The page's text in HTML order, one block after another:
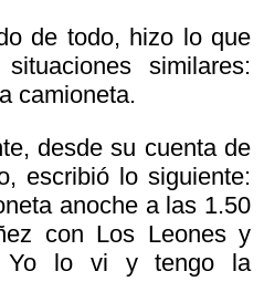
de todo, hizo lo que
similares:
camioneta.
desde su cuenta de
escribió lo siguiente:
anoche a las 1.50
con Los Leones y
Yo lo vi y tengo la